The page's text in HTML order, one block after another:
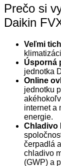
Prečo si
Daikin
Veľmi
Úsporná
jednotka
Online
jednotku
internet a
energie.
Chladivo
čerpadlá
chladivo
(GWP) a